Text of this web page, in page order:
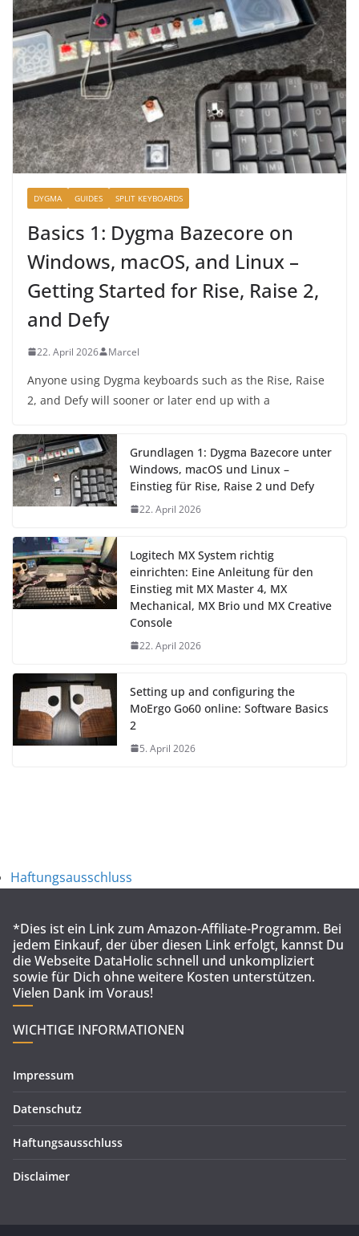
DYGMA GUIDES SPLIT KEYBOARDS
Basics 1: Dygma Bazecore on
Windows, macOS, and Linux –
Getting Started for Rise, Raise 2,
and Defy
22. April 2026 Marcel
Anyone using Dygma keyboards such as the Rise, Raise
2, and Defy will sooner or later end up with a
Grundlagen 1: Dygma Bazecore unter
Windows, macOS und Linux –
Einstieg für Rise, Raise 2 und Defy
22. April 2026
Logitech MX System richtig
einrichten: Eine Anleitung für den
Einstieg mit MX Master 4, MX
Mechanical, MX Brio und MX Creative
Console
22. April 2026
Setting up and configuring the
MoErgo Go60 online: Software Basics
2
5. April 2026
Haftungsausschluss
*Dies ist ein Link zum Amazon-Affiliate-Programm. Bei
jedem Einkauf, der über diesen Link erfolgt, kannst Du
die Webseite DataHolic schnell und unkompliziert
sowie für Dich ohne weitere Kosten unterstützen.
Vielen Dank im Voraus!
WICHTIGE INFORMATIONEN
Impressum
Datenschutz
Haftungsausschluss
Disclaimer